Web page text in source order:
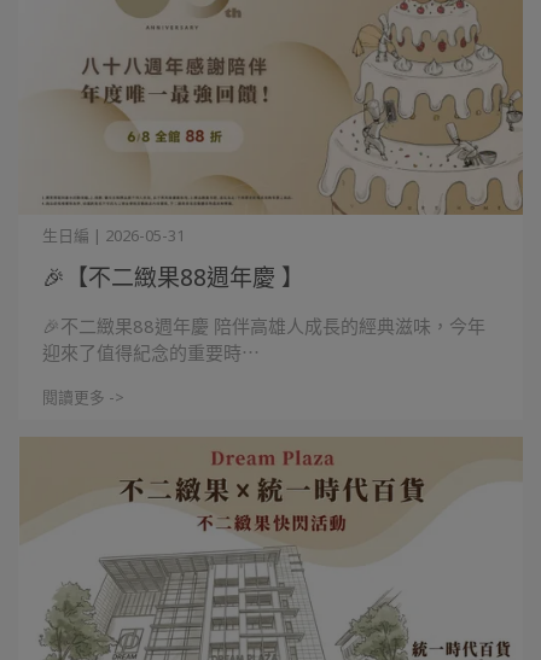
🎉【不二緻果88週年慶 】
生日編 | 2026-05-31
🎉不二緻果88週年慶 陪伴高雄人成長的經典滋味，今年
迎來了值得紀念的重要時⋯
閱讀更多 ->